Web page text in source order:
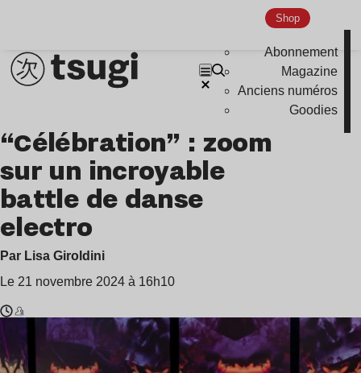
Shop
Abonnement
Magazine
Anciens numéros
Goodies
“Célébration” : zoom
sur un incroyable
battle de danse
electro
Par Lisa Giroldini
Le 21 novembre 2024 à 16h10
de
lecture
Aouizerate
,